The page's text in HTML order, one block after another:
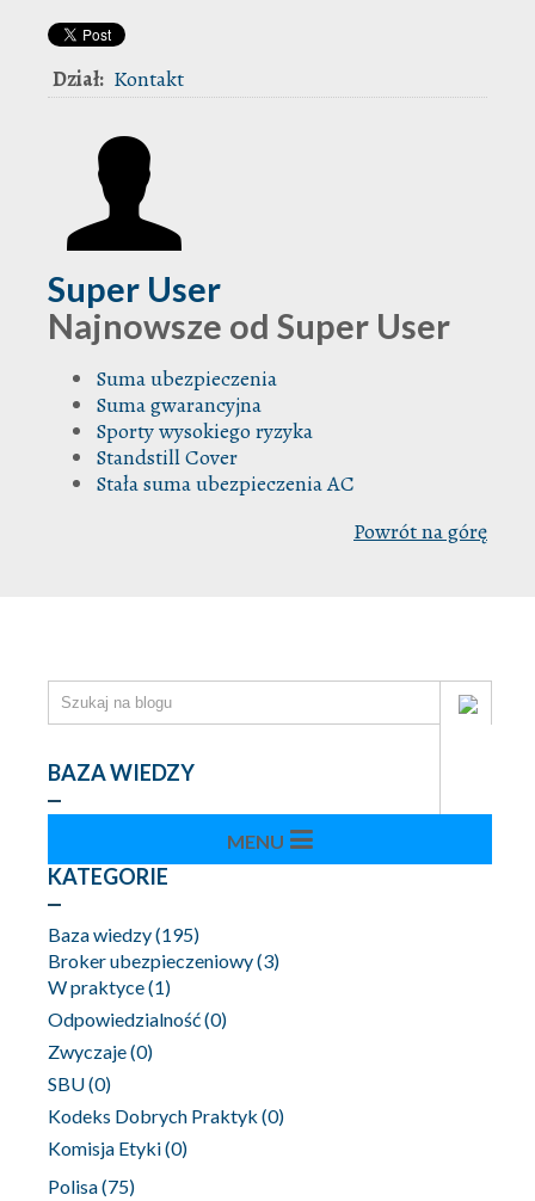
Dział: Kontakt
Super User
Najnowsze od Super User
Suma ubezpieczenia
Suma gwarancyjna
Sporty wysokiego ryzyka
Standstill Cover
Stała suma ubezpieczenia AC
Powrót na górę
BAZA WIEDZY
KATEGORIE
Baza wiedzy(195)
Broker ubezpieczeniowy(3)
W praktyce(1)
Odpowiedzialność(0)
Zwyczaje(0)
SBU(0)
Kodeks Dobrych Praktyk (0)
Komisja Etyki(0)
Polisa(75)